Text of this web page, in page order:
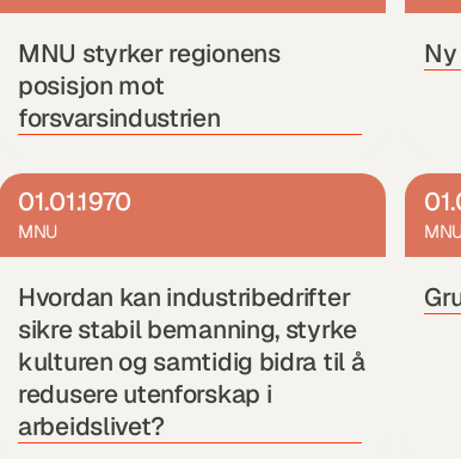
MNU styrker regionens
posisjon mot
forsvarsindustrien
01.01.1970
MNU
Hvordan kan industribedrifter
sikre stabil bemanning, styrke
kulturen og samtidig bidra til å
redusere utenforskap i
arbeidslivet?